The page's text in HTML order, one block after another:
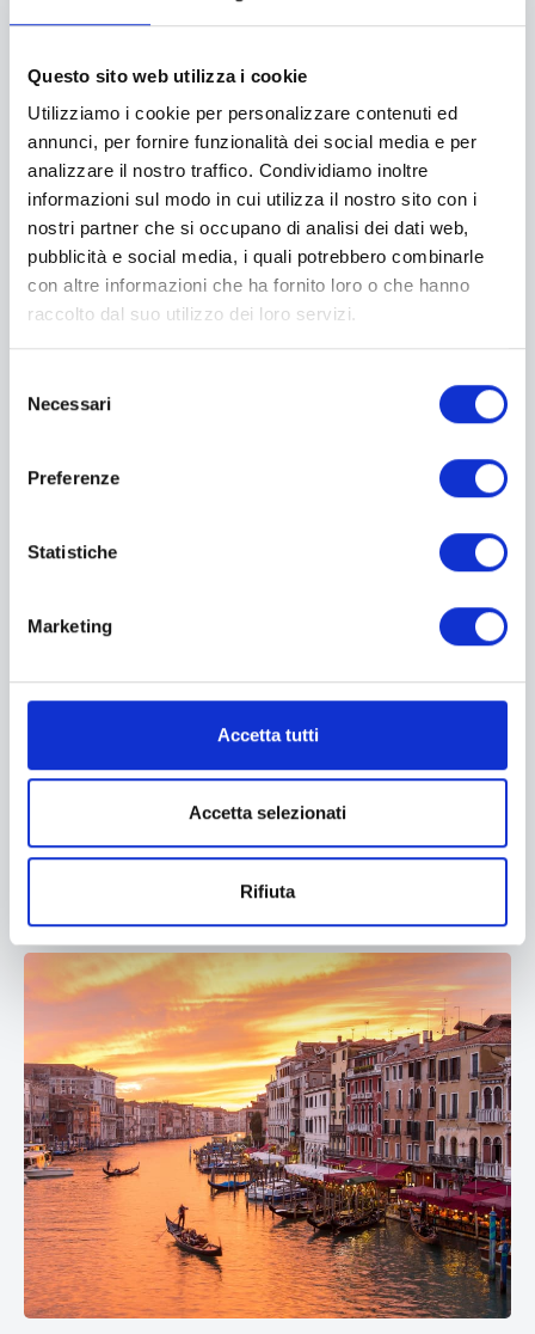
Questo sito web utilizza i cookie
Utilizziamo i cookie per personalizzare contenuti ed
annunci, per fornire funzionalità dei social media e per
analizzare il nostro traffico. Condividiamo inoltre
informazioni sul modo in cui utilizza il nostro sito con i
nostri partner che si occupano di analisi dei dati web,
pubblicità e social media, i quali potrebbero combinarle
con altre informazioni che ha fornito loro o che hanno
raccolto dal suo utilizzo dei loro servizi.
delNecessari
Preferenze
Statistiche
Marketing
Accetta tutti
Accetta selezionati
Rifiuta
Parma e Castello di Torrechiara
Date:06 Settembre
Giorni:1
SCARICA DETTAGLIO
Date:11/13 Settembre 2026